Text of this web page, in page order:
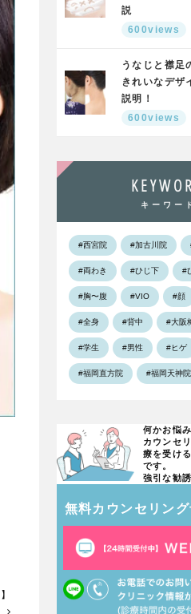
説
600views
うなじと襟足
きれいなデザ
説明！
600views
キーワー
#西宮院 #加古川院
#両わき #ひじ下 #
#胸〜腹 #VIO #顔
#全身 #背中 #大阪
#学生 #男性 #ヒゲ
#福岡直方院 #福岡天神院
何かお悩
カウンセ
療を受け
です。
強引な勧
無料カウンセリン